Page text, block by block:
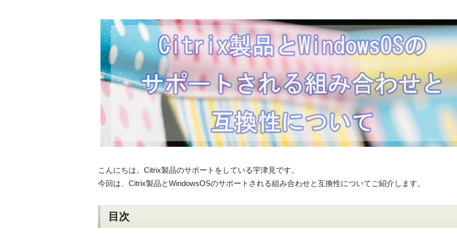
こんにちは。Citrix製品のサポートをしている宇津見です。
今回は、Citrix製品とWindowsOSのサポートされる組み合わせと互換性についてご紹介します。
目次